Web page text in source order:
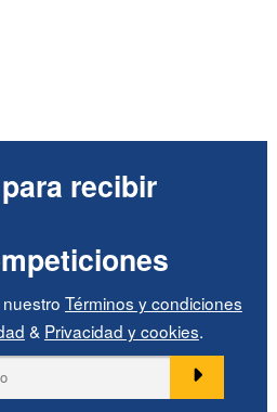
recibir
Términos y condiciones
& Privacidad y cookies.